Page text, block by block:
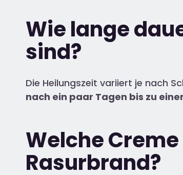
Wie lange
sind?
Die Heilungszeit variiert je nach
nach ein paar Tagen bis zu
Welche
Rasurbrand?